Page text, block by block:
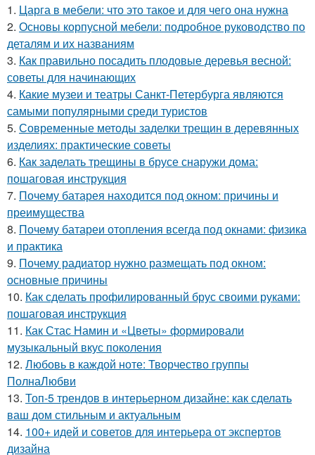
1. Царга в мебели: что это такое и для чего она нужна
2. Основы корпусной мебели: подробное руководство по
деталям и их названиям
3. Как правильно посадить плодовые деревья весной:
советы для начинающих
4. Какие музеи и театры Санкт-Петербурга являются
самыми популярными среди туристов
5. Современные методы заделки трещин в деревянных
изделиях: практические советы
6. Как заделать трещины в брусе снаружи дома:
пошаговая инструкция
7. Почему батарея находится под окном: причины и
преимущества
8. Почему батареи отопления всегда под окнами: физика
и практика
9. Почему радиатор нужно размещать под окном:
основные причины
10. Как сделать профилированный брус своими руками:
пошаговая инструкция
11. Как Стас Намин и «Цветы» формировали
музыкальный вкус поколения
12. Любовь в каждой ноте: Творчество группы
ПолнаЛюбви
13. Топ-5 трендов в интерьерном дизайне: как сделать
ваш дом стильным и актуальным
14. 100+ идей и советов для интерьера от экспертов
дизайна